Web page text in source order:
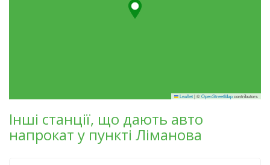
Leaflet|©OpenStreetMapcontributors
Інші станції, що дають авто
напрокат у пункті Ліманова